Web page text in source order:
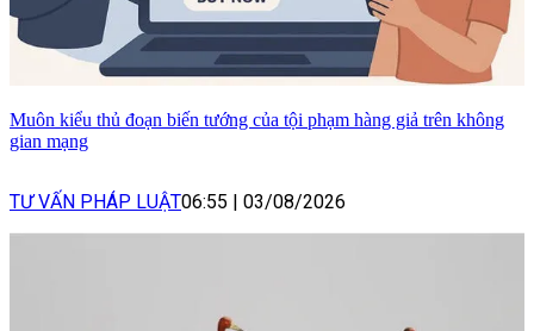
Muôn kiểu thủ đoạn biến tướng của tội phạm hàng giả trên không
gian mạng
TƯ VẤN PHÁP LUẬT06:55 03/08/2026